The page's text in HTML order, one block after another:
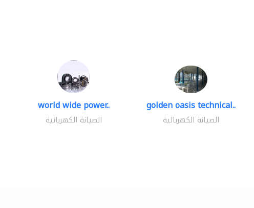
world wide power..
الصيانة الكهربائية
golden oasis technical..
الصيانة الكهربائية